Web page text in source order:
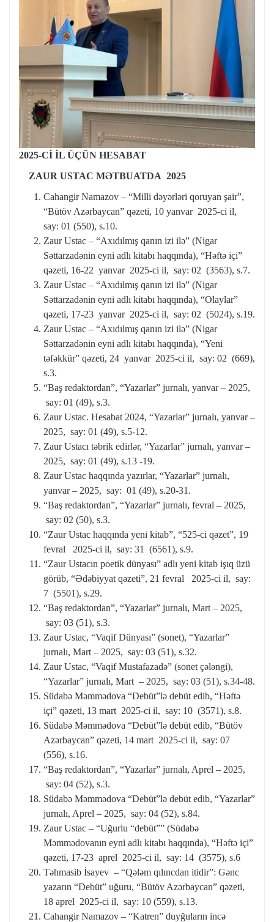
2025-Cİ İL ÜÇÜN HESABAT
ZAUR USTAC MƏTBUATDA 2025
Cahangir Namazov – “Milli dəyərləri qoruyan şair”,
“Bütöv Azərbaycan” qəzeti, 10 yanvar 2025-ci il,
say: 01 (550), s.10.
Zaur Ustac – “Axıdılmış qanın izi ilə” (Nigar
Səttarzadənin eyni adlı kitabı haqqında), “Həftə içi”
qəzeti, 16-22 yanvar 2025-ci il, say: 02 (3563), s.7.
Zaur Ustac – “Axıdılmış qanın izi ilə” (Nigar
Səttarzadənin eyni adlı kitabı haqqında), “Olaylar”
qəzeti, 17-23 yanvar 2025-ci il, say: 02 (5024), s.19.
Zaur Ustac – “Axıdılmış qanın izi ilə” (Nigar
Səttarzadənin eyni adlı kitabı haqqında), “Yeni
təfəkkür” qəzeti, 24 yanvar 2025-ci il, say: 02 (669),
s.3.
“Baş redaktordan”, “Yazarlar” jurnalı, yanvar – 2025,
say: 01 (49), s.3.
Zaur Ustac. Hesabat 2024, “Yazarlar” jurnalı, yanvar –
2025, say: 01 (49), s.5-12.
Zaur Ustacı təbrik edirlər, “Yazarlar” jurnalı, yanvar –
2025, say: 01 (49), s.13 -19.
Zaur Ustac haqqında yazırlar, “Yazarlar” jurnalı,
yanvar – 2025, say: 01 (49), s.20-31.
“Baş redaktordan”, “Yazarlar” jurnalı, fevral – 2025,
say: 02 (50), s.3.
“Zaur Ustac haqqında yeni kitab”, “525-ci qəzet”, 19
fevral 2025-ci il, say: 31 (6561), s.9.
“Zaur Ustacın poetik dünyası” adlı yeni kitab işıq üzü
görüb, “Ədəbiyyat qəzeti”, 21 fevral 2025-ci il, say:
7 (5501), s.29.
“Baş redaktordan”, “Yazarlar” jurnalı, Mart – 2025,
say: 03 (51), s.3.
Zaur Ustac, “Vaqif Dünyası” (sonet), “Yazarlar”
jurnalı, Mart – 2025, say: 03 (51), s.32.
Zaur Ustac, “Vaqif Mustafazadə” (sonet çələngi),
“Yazarlar” jurnalı, Mart – 2025, say: 03 (51), s.34-48.
Südabə Məmmədova “Debüt”lə debüt edib, “Həftə
içi” qəzeti, 13 mart 2025-ci il, say: 10 (3571), s.8.
Südabə Məmmədova “Debüt”lə debüt edib, “Bütöv
Azərbaycan” qəzeti, 14 mart 2025-ci il, say: 07
(556), s.16.
“Baş redaktordan”, “Yazarlar” jurnalı, Aprel – 2025,
say: 04 (52), s.3.
Südabə Məmmədova “Debüt”lə debüt edib, “Yazarlar”
jurnalı, Aprel – 2025, say: 04 (52), s.84.
Zaur Ustac – “Uğurlu “debüt”” (Südabə
Məmmədovanın eyni adlı kitabı haqqında), “Həftə içi”
qəzeti, 17-23 aprel 2025-ci il, say: 14 (3575), s.6
Təhmasib İsayev – “Qələm qılıncdan itidir”: Gənc
yazarın “Debüt” uğuru, “Bütöv Azərbaycan” qəzeti,
18 aprel 2025-ci il, say: 10 (559), s.13.
Cahangir Namazov – “Katren” duyğuların incə